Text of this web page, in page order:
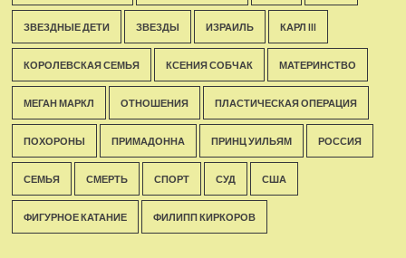
ЗВЕЗДНЫЕ ДЕТИ ЗВЕЗДЫ ИЗРАИЛЬ КАРЛ III
КОРОЛЕВСКАЯ СЕМЬЯ КСЕНИЯ СОБЧАК МАТЕРИНСТВО
МЕГАН МАРКЛ ОТНОШЕНИЯ ПЛАСТИЧЕСКАЯ ОПЕРАЦИЯ
ПОХОРОНЫ ПРИМАДОННА ПРИНЦ УИЛЬЯМ РОССИЯ
СЕМЬЯ СМЕРТЬ СПОРТ СУД США
ФИГУРНОЕ КАТАНИЕ ФИЛИПП КИРКОРОВ